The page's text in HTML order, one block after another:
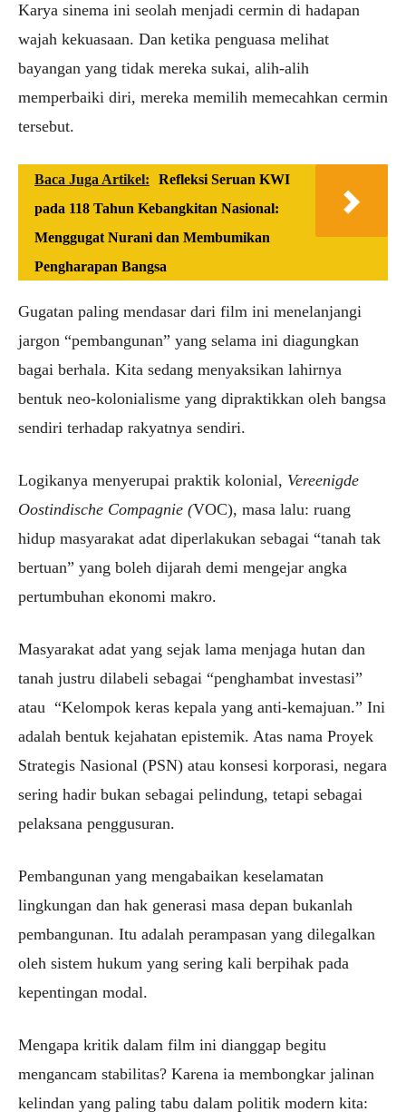
Karya sinema ini seolah menjadi cermin di hadapan
wajah kekuasaan. Dan ketika penguasa melihat
bayangan yang tidak mereka sukai, alih-alih
memperbaiki diri, mereka memilih memecahkan cermin
tersebut.
Baca Juga Artikel:
Refleksi Seruan KWI
pada 118 Tahun Kebangkitan Nasional:
Menggugat Nurani dan Membumikan
Pengharapan Bangsa
Gugatan paling mendasar dari film ini menelanjangi
jargon “pembangunan” yang selama ini diagungkan
bagai berhala. Kita sedang menyaksikan lahirnya
bentuk neo-kolonialisme yang dipraktikkan oleh bangsa
sendiri terhadap rakyatnya sendiri.
Logikanya menyerupai praktik kolonial, Vereenigde
Oostindische Compagnie (VOC), masa lalu: ruang
hidup masyarakat adat diperlakukan sebagai “tanah tak
bertuan” yang boleh dijarah demi mengejar angka
pertumbuhan ekonomi makro.
Masyarakat adat yang sejak lama menjaga hutan dan
tanah justru dilabeli sebagai “penghambat investasi”
atau “Kelompok keras kepala yang anti-kemajuan.” Ini
adalah bentuk kejahatan epistemik. Atas nama Proyek
Strategis Nasional (PSN) atau konsesi korporasi, negara
sering hadir bukan sebagai pelindung, tetapi sebagai
pelaksana penggusuran.
Pembangunan yang mengabaikan keselamatan
lingkungan dan hak generasi masa depan bukanlah
pembangunan. Itu adalah perampasan yang dilegalkan
oleh sistem hukum yang sering kali berpihak pada
kepentingan modal.
Mengapa kritik dalam film ini dianggap begitu
mengancam stabilitas? Karena ia membongkar jalinan
kelindan yang paling tabu dalam politik modern kita: